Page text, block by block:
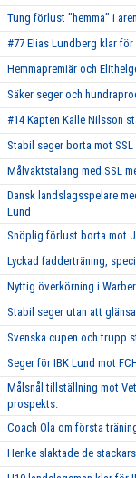
Tung förlust ’’hemma’’ i
#77 Elias Lundberg klar för
Hemmapremiär och
Säker seger och
#14 Kapten Kalle Nilsson
Stabil seger borta mot
Målvaktstalang med SSL
Dansk landslagsspelare
Lund
Snöplig förlust borta mot
Lyckad fadderträning,
Nyttig överkörning i
Stabil seger utan att
Svenska cupen och trupp
Seger för IBK Lund mot
Målsnål tillställning mot
prospekts.
Coach Ola om första
Henke slaktade de